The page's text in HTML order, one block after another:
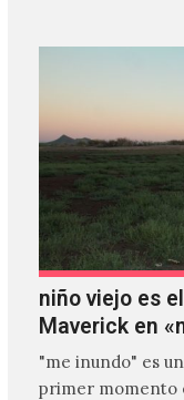
niño viejo es
Maverick en
"me inundo" es
primer momento